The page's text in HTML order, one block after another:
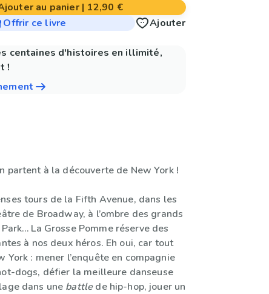
au panier| 12,90 €
Offrir ce livre
Ajouter
centaines d'histoires en illimité,
!
partent à la découverte de New York !
tours de la Fifth Avenue, dans les
de Broadway, à l’ombre des grands
La Grosse Pomme réserve des
à nos deux héros. Eh oui, car tout
York : mener l’enquête en compagnie
dogs, défier la meilleure danseuse
dans une battle de hip-hop, jouer un